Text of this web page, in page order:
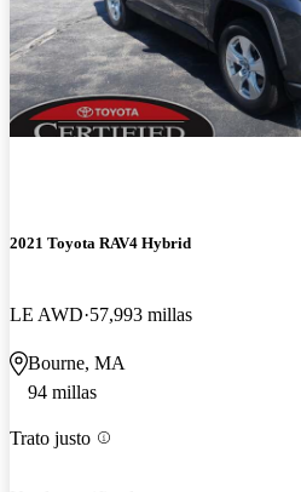
2021 Toyota RAV4 Hybrid
LE AWD 57,993 millas
Bourne, MA
94 millas
Trato justo